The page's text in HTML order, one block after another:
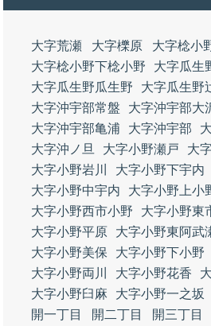
大字荒瀬 大字櫟原
大字棯小
大字棯小野下棯小野
大字瓜生
大字瓜生野瓜生野
大字瓜生野
大字沖宇部常盤
大字沖宇部大
大字沖宇部亀浦
大字沖宇部
大字沖ノ旦
大字小野瀬戸
大
大字小野岩川
大字小野下宇内
大字小野中宇内
大字小野上小
大字小野西市小野
大字小野東
大字小野平原
大字小野東阿武
大字小野美保
大字小野下小野
大字小野両川
大字小野花香
大字小野臼麻
大字小野一之坂
開一丁目
開二丁目 開三丁目